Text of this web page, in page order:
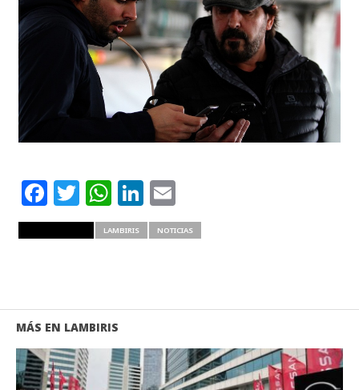
Facebook
Twitter
WhatsApp
LinkedIn
Email
LAMBIRIS NOTICIAS
MÁS EN LAMBIRIS